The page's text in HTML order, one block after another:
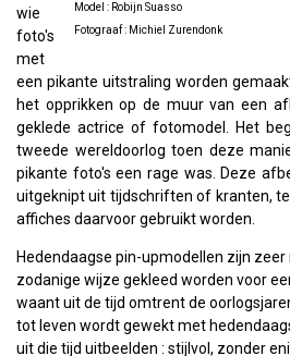
Model : Robijn Suasso
Fotograaf : Michiel Zurendonk
wie
foto's
met
een pikante uitstraling worden
het opprikken op de muur van een
geklede actrice of fotomodel. Het
tweede wereldoorlog toen deze
pikante foto's een rage was. Deze
uitgeknipt uit tijdschriften of kranten,
affiches daarvoor gebruikt worden.
Hedendaagse pin-upmodellen zijn
zodanige wijze gekleed worden voor
waant uit de tijd omtrent de
tot leven wordt gewekt met
uit die tijd uitbeelden : stijlvol, zonder